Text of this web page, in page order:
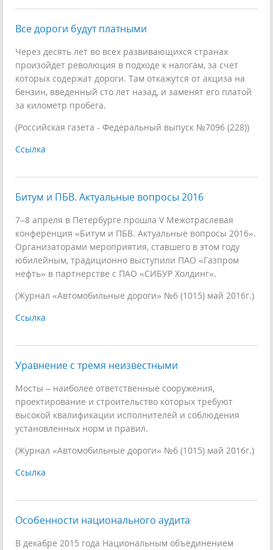
Все дороги будут платными
Через десять лет во всех развивающихся странах
произойдет революция в подходе к налогам, за счет
которых содержат дороги. Там откажутся от акциза на
бензин, введенный сто лет назад, и заменят его платой
за километр пробега.
(Российская газета - Федеральный выпуск №7096 (228))
Ссылка
Битум и ПБВ. Актуальные вопросы 2016
7–8 апреля в Петербурге прошла V Межотраслевая
конференция «Битум и ПБВ. Актуальные вопросы 2016».
Организаторами мероприятия, ставшего в этом году
юбилейным, традиционно выступили ПАО «Газпром
нефть» в партнерстве с ПАО «СИБУР Холдинг».
(Журнал «Автомобильные дороги» №6 (1015) май 2016г.)
Ссылка
Уравнение с тремя неизвестными
Мосты – наиболее ответственные сооружения,
проектирование и строительство которых требуют
высокой квалификации исполнителей и соблюдения
установленных норм и правил.
(Журнал «Автомобильные дороги» №6 (1015) май 2016г.)
Ссылка
Особенности национального аудита
В декабре 2015 года Национальным объединением